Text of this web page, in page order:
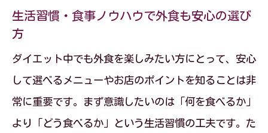
生活習慣から見る太らない外食ランキン
ダイエット中の居酒屋選びに効く習慣
生活習慣・食事ノウハウで選ぶ居酒屋メ
ニュー術
外食ダイエット習慣で居酒屋太りを防ぐ
生活習慣・食事ノウハウで外食も安心の選び
方
ダイエット中でも外食を楽しみたい方にとって、安心
して選べるメニューやお店のポイントを知ることは非
常に重要です。まず意識したいのは「何を食べるか」
より「どう食べるか」という生活習慣の工夫です。た